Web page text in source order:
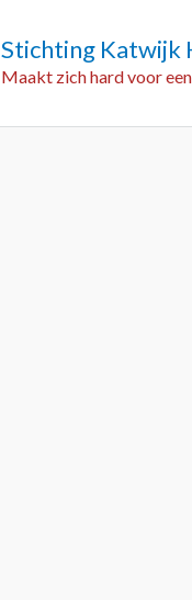
Stichting Katwijk
Maakt zich hard voor